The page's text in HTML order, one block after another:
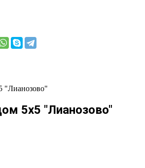
"Лианозово"
5х5 "Лианозово"